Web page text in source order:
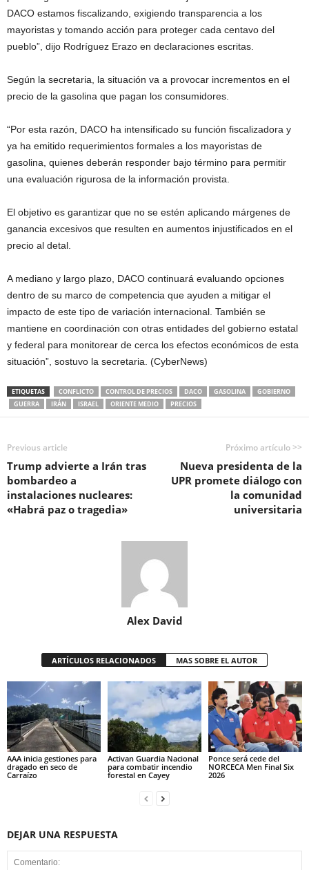
DACO estamos fiscalizando, exigiendo transparencia a los
mayoristas y tomando acción para proteger cada centavo del
pueblo”, dijo Rodríguez Erazo en declaraciones escritas.
Según la secretaria, la situación va a provocar incrementos en el
precio de la gasolina que pagan los consumidores.
“Por esta razón, DACO ha intensificado su función fiscalizadora y
ya ha emitido requerimientos formales a los mayoristas de
gasolina, quienes deberán responder bajo término para permitir
una evaluación rigurosa de la información provista.
El objetivo es garantizar que no se estén aplicando márgenes de
ganancia excesivos que resulten en aumentos injustificados en el
precio al detal.
A mediano y largo plazo, DACO continuará evaluando opciones
dentro de su marco de competencia que ayuden a mitigar el
impacto de este tipo de variación internacional. También se
mantiene en coordinación con otras entidades del gobierno estatal
y federal para monitorear de cerca los efectos económicos de esta
situación”, sostuvo la secretaria. (CyberNews)
ETIQUETAS CONFLICTO CONTROL DE PRECIOS DACO GASOLINA
GOBIERNO
GUERRA
IRÁN ISRAEL ORIENTE MEDIO PRECIOS
Previous article
Trump advierte a Irán tras
bombardeo a
instalaciones nucleares:
«Habrá paz o tragedia»
Próximo artículo >>
Nueva presidenta de la
UPR promete diálogo con
la comunidad
universitaria
Alex David
ARTÍCULOS RELACIONADOS MAS SOBRE EL AUTOR
AAA inicia gestiones para
dragado en seco de
Carraízo
Activan Guardia Nacional
para combatir incendio
forestal en Cayey
Ponce será cede del
NORCECA Men Final Six
2026
DEJAR UNA RESPUESTA